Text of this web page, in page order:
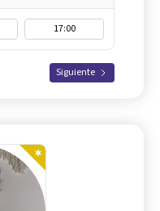
17:00
Siguiente